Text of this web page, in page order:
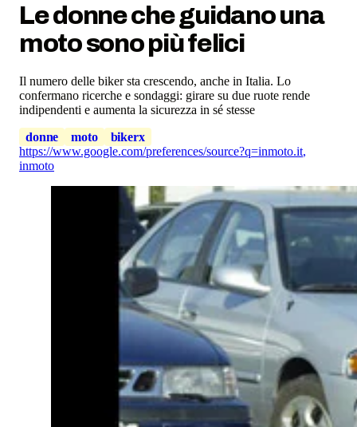
Le donne che guidano una
moto sono più felici
Il numero delle biker sta crescendo, anche in Italia. Lo
confermano ricerche e sondaggi: girare su due ruote rende
indipendenti e aumenta la sicurezza in sé stesse
donne
moto
bikerx
https://www.google.com/preferences/source?q=inmoto.it,
inmoto